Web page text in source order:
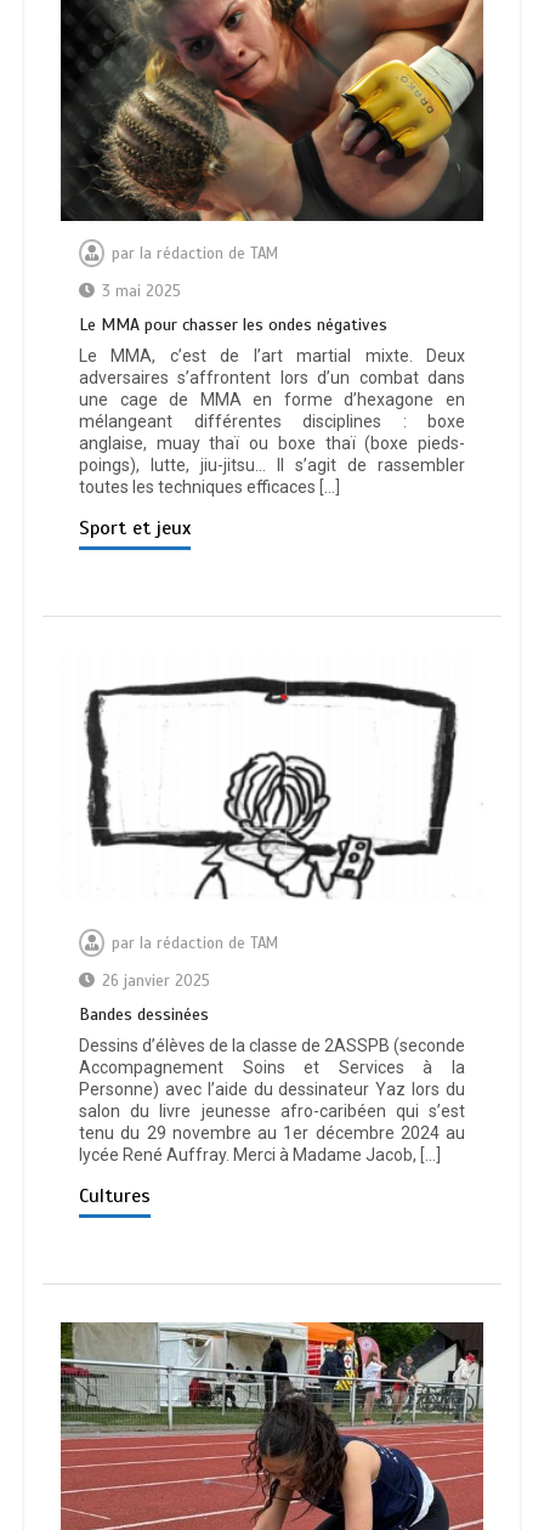
par la rédaction de TAM
3 mai 2025
Le MMA pour chasser les ondes négatives
Le MMA, c’est de l’art martial mixte. Deux
adversaires s’affrontent lors d’un combat dans
une cage de MMA en forme d’hexagone en
mélangeant différentes disciplines : boxe
anglaise, muay thaï ou boxe thaï (boxe pieds-
poings), lutte, jiu-jitsu… Il s’agit de rassembler
toutes les techniques efficaces […]
Sport et jeux
par la rédaction de TAM
26 janvier 2025
Bandes dessinées
Dessins d’élèves de la classe de 2ASSPB (seconde
Accompagnement Soins et Services à la
Personne) avec l’aide du dessinateur Yaz lors du
salon du livre jeunesse afro-caribéen qui s’est
tenu du 29 novembre au 1er décembre 2024 au
lycée René Auffray. Merci à Madame Jacob, […]
Cultures